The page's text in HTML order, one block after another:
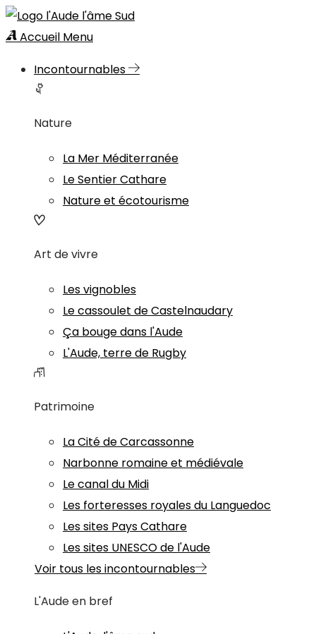
Accueil Menu
Incontournables
Nature
La Mer Méditerranée
Le Sentier Cathare
Nature et écotourisme
Art de vivre
Les vignobles
Le cassoulet de Castelnaudary
Ça bouge dans l'Aude
L'Aude, terre de Rugby
Patrimoine
La Cité de Carcassonne
Narbonne romaine et médiévale
Le canal du Midi
Les forteresses royales du Languedoc
Les sites Pays Cathare
Les sites UNESCO de l'Aude
Voir tous les incontournables
L'Aude en bref